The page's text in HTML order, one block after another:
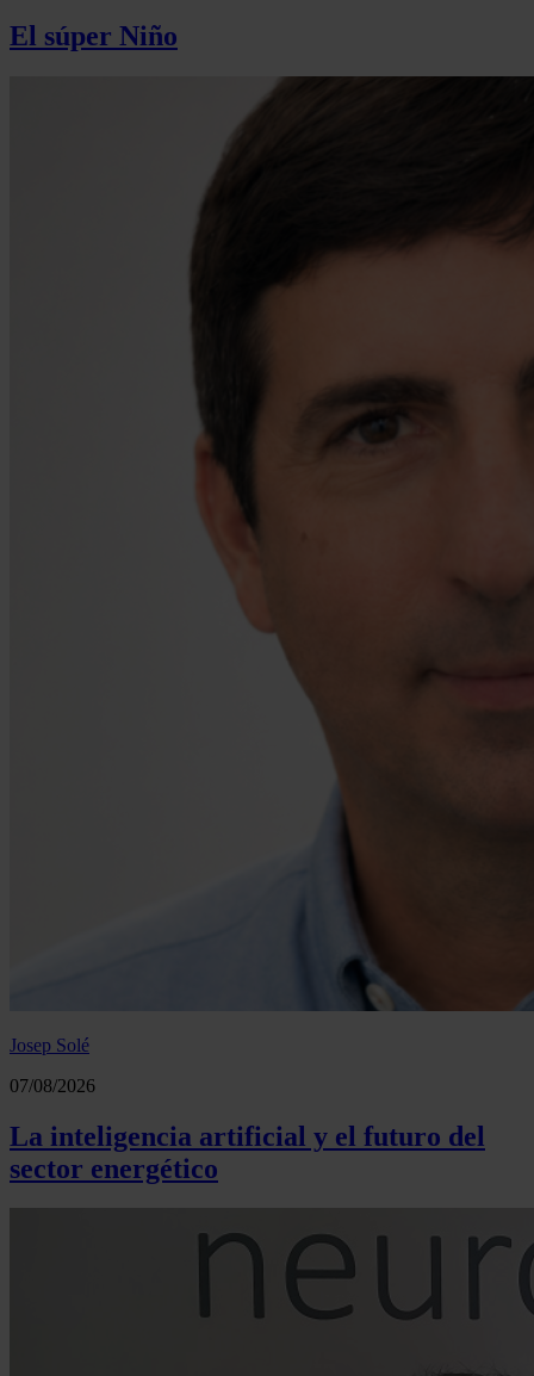
El súper Niño
Josep Solé
07/08/2026
La inteligencia artificial y el futuro del
sector energético